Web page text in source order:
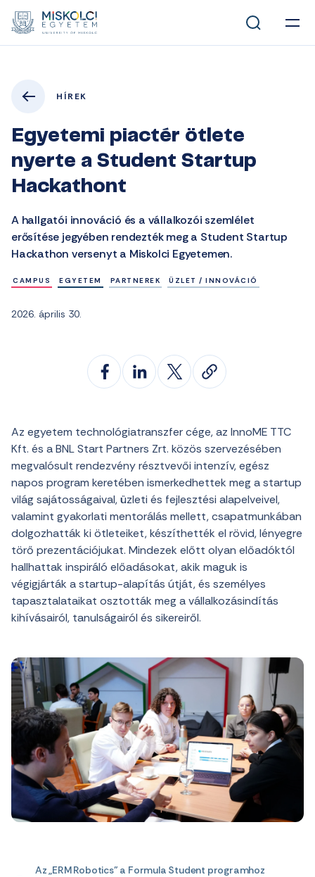
HÍREK
Egyetemi piactér ötlete
nyerte a Student Startup
Hackathont
A hallgatói innováció és a vállalkozói szemlélet
erősítése jegyében rendezték meg a Student Startup
Hackathon versenyt a Miskolci Egyetemen.
CAMPUS EGYETEM PARTNEREK ÜZLET / INNOVÁCIÓ
2026. április 30.
Az egyetem technológiatranszfer cége, az InnoME TTC
Kft. és a BNL Start Partners Zrt. közös szervezésében
megvalósult rendezvény résztvevői intenzív, egész
napos program keretében ismerkedhettek meg a startup
világ sajátosságaival, üzleti és fejlesztési alapelveivel,
valamint gyakorlati mentorálás mellett, csapatmunkában
dolgozhatták ki ötleteiket, készíthették el rövid, lényegre
törő prezentációjukat. Mindezek előtt olyan előadóktól
hallhattak inspiráló előadásokat, akik maguk is
végigjárták a startup-alapítás útját, és személyes
tapasztalataikat osztották meg a vállalkozásindítás
kihívásairól, tanulságairól és sikereiről.
Az „ERM Robotics” a Formula Student programhoz